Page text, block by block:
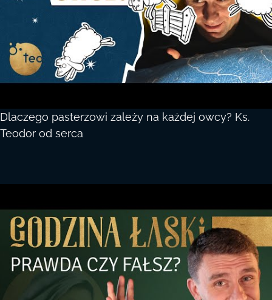
Dlaczego pasterzowi zależy na każdej owcy? Ks.
Teodor od serca